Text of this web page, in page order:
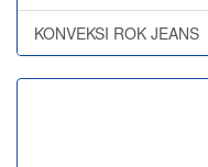
KONVEKSI ROK JEANS